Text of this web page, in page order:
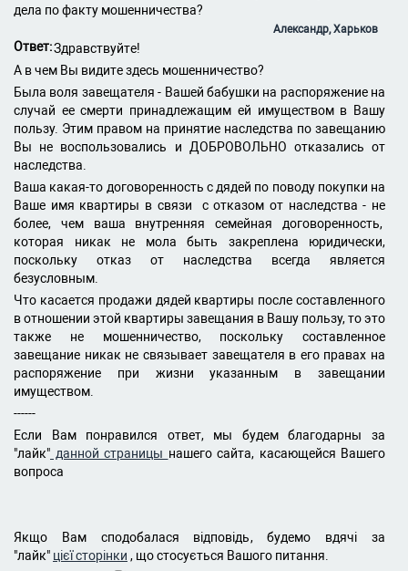
дела по факту мошенничества?
Александр, Харьков
Ответ:Здравствуйте!
А в чем Вы видите здесь мошенничество?
Была воля завещателя - Вашей бабушки на распоряжение на
случай ее смерти принадлежащим ей имуществом в Вашу
пользу. Этим правом на принятие наследства по завещанию
Вы не воспользовались и ДОБРОВОЛЬНО отказались от
наследства.
Ваша какая-то договоренность с дядей по поводу покупки на
Ваше имя квартиры в связи с отказом от наследства - не
более, чем ваша внутренняя семейная договоренность,
которая никак не мола быть закреплена юридически,
поскольку отказ от наследства всегда является
безусловным.
Что касается продажи дядей квартиры после составленного
в отношении этой квартиры завещания в Вашу пользу, то это
также не мошенничество, поскольку составленное
завещание никак не связывает завещателя в его правах на
распоряжение при жизни указанным в завещании
имуществом.
------
Если Вам понравился ответ, мы будем благодарны за
"лайк" данной страницы нашего сайта, касающейся Вашего
вопроса
Якщо Вам сподобалася відповідь, будемо вдячі за
"лайк" цієї сторінки , що стосується Вашого питання.